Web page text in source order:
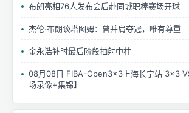
布朗亮相76人发布会后赴同城职棒赛场开球
杰伦·布朗谈塔图姆：曾并肩夺冠，唯有尊重
金永浩补时最后阶段抽射中柱
08月08日 FIBA-Open3x3上海长宁站 3×3
场录像+集锦】